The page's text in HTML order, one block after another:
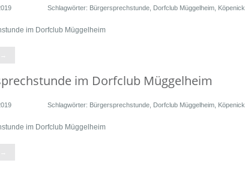
Schlagwörter: Bürgersprechstunde Dorfclub Müggelheim Köpenick
im Dorfclub Müggelheim
→
im Dorfclub Müggelheim
Schlagwörter: Bürgersprechstunde Dorfclub Müggelheim Köpenick
im Dorfclub Müggelheim
→